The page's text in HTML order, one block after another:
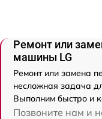
Ремонт или
машины LG
Ремонт или замена
несложная задача
Выполним быстро и
Позвоните нам и